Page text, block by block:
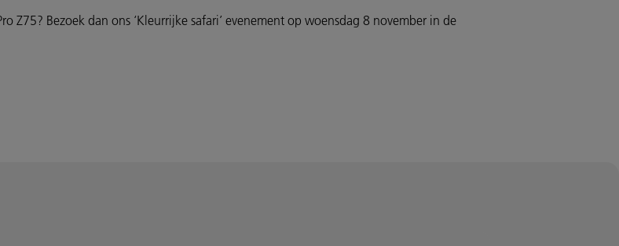
Z75? Bezoek dan ons ‘Kleurrijke safari’ evenement op woensdag 8 november in de